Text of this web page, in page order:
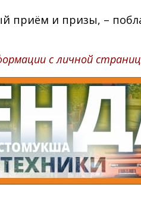
приём и призы, –
с личной